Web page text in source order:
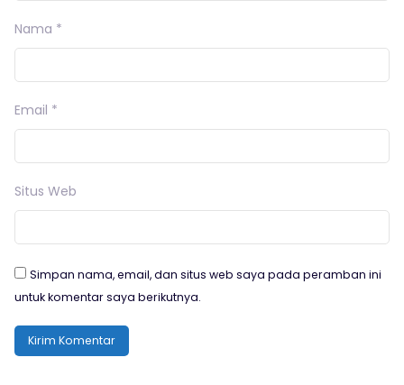
Nama *
Email *
Situs Web
Simpan nama, email, dan situs web saya pada peramban ini
untuk komentar saya berikutnya.